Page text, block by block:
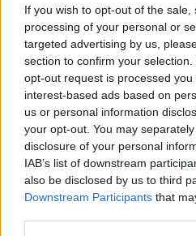
If you wish to opt-out of the
processing of your personal or
targeted advertising by us,
section to confirm your
opt-out request is processed
interest-based ads based on
us or personal information
your opt-out. You may
disclosure of your personal
IAB’s list of downstream
also be disclosed by us to third
Downstream Participants that
fejlesztés és az uniós
jelentősen erősödhetnek
kapcsolatok, miközben a
meghívást kapott a július
ünnepségre is.
Máris megvan Emmanuel
Péter magyar miniszterelnök
legfontosabb eredménye,
stratégiai együttműködési
magyar kormányfő ráadásul
hogy ahogy azt a tárgyalások